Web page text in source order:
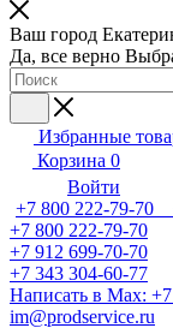
Ваш город
Да, все верно
Избранные
Корзина 0
Войти
+7 800 222-79-70
+7 800 222-79-70
+7 912 699-70-70
+7 343 304-60-77
Написать в Max:
im@prodservice.ru